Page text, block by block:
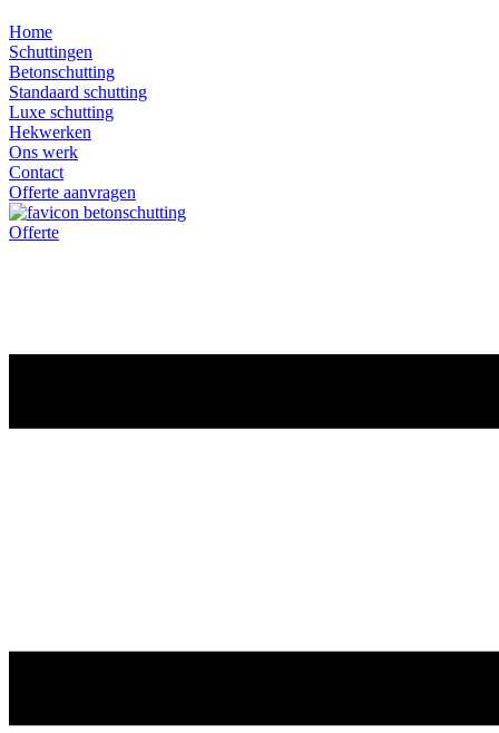
Home
Schuttingen
Betonschutting
Standaard schutting
Luxe schutting
Hekwerken
Ons werk
Contact
Offerte aanvragen
Offerte